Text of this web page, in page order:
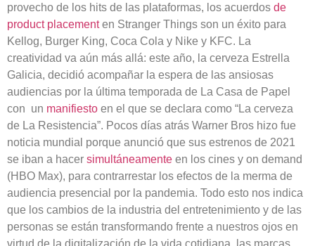
provecho de los hits de las plataformas, los acuerdos de
product placementen Stranger Things son un éxito para
Kellog, Burger King, Coca Cola y Nike y KFC. La
creatividad va aún más allá: este año, la cerveza Estrella
Galicia, decidió acompañar la espera de las ansiosas
audiencias por la última temporada de La Casa de Papel
con un manifiesto en el que se declara como “La cerveza
de La Resistencia”. Pocos días atrás Warner Bros hizo fue
noticia mundial porque anunció que sus estrenos de 2021
se iban a hacer simultáneamente en los cines y on demand
(HBO Max), para contrarrestar los efectos de la merma de
audiencia presencial por la pandemia. Todo esto nos indica
que los cambios de la industria del entretenimiento y de las
personas se están transformando frente a nuestros ojos en
virtud de la digitalización de la vida cotidiana, las marcas